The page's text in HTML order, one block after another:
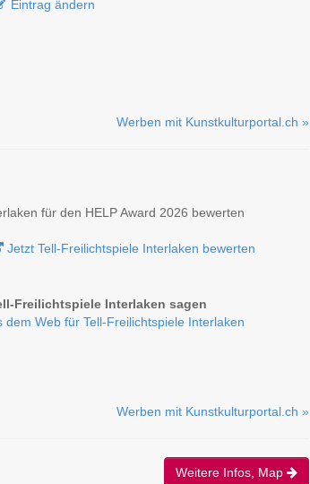
Eintrag ändern
Werben mit Kunstkulturportal.ch »
für den HELP Award 2026 bewerten
Jetzt Tell-Freilichtspiele Interlaken bewerten
Freilichtspiele Interlaken sagen
dem Web für Tell-Freilichtspiele Interlaken
Werben mit Kunstkulturportal.ch »
Weitere Infos, Map